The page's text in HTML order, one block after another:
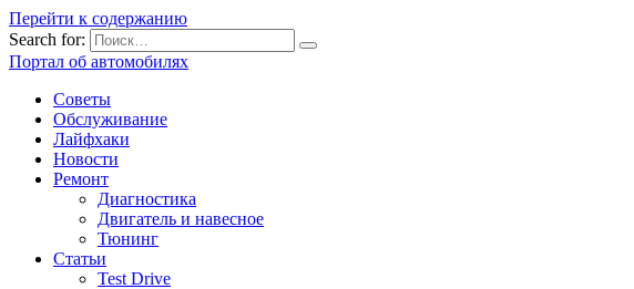
Перейти к содержанию
Search for:
Портал об автомобилях
Советы
Обслуживание
Лайфхаки
Новости
Ремонт
Диагностика
Двигатель и навесное
Тюнинг
Статьи
Test Drive